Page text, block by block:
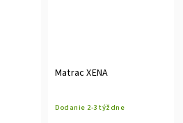
Matrac XENA
Dodanie 2-3 týždne